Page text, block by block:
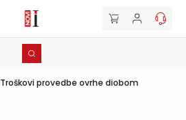
Troškovi provedbe ovrhe diobom